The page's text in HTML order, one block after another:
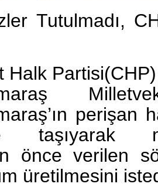
Tutulmadı,
Halk
perişan
taşıyarak
önce verilen
üretilmesini